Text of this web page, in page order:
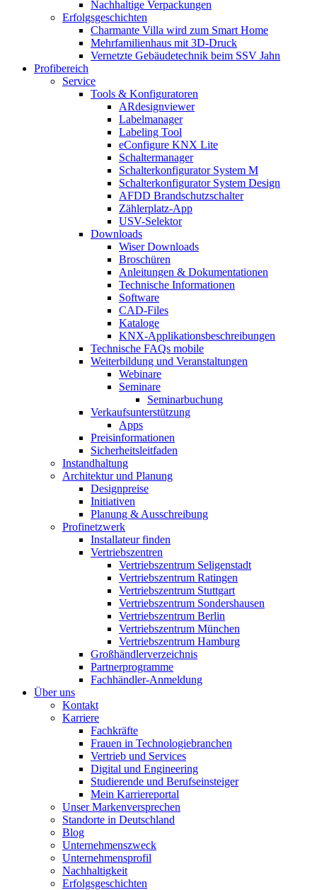
Nachhaltige Verpackungen
Erfolgsgeschichten
Charmante Villa wird zum Smart Home
Mehrfamilienhaus mit 3D-Druck
Vernetzte Gebäudetechnik beim SSV Jahn
Profibereich
Service
Tools & Konfiguratoren
ARdesignviewer
Labelmanager
Labeling Tool
eConfigure KNX Lite
Schaltermanager
Schalterkonfigurator System M
Schalterkonfigurator System Design
AFDD Brandschutzschalter
Zählerplatz-App
USV-Selektor
Downloads
Wiser Downloads
Broschüren
Anleitungen & Dokumentationen
Technische Informationen
Software
CAD-Files
Kataloge
KNX-Applikationsbeschreibungen
Technische FAQs mobile
Weiterbildung und Veranstaltungen
Webinare
Seminare
Seminarbuchung
Verkaufsunterstützung
Apps
Preisinformationen
Sicherheitsleitfaden
Instandhaltung
Architektur und Planung
Designpreise
Initiativen
Planung & Ausschreibung
Profinetzwerk
Installateur finden
Vertriebszentren
Vertriebszentrum Seligenstadt
Vertriebszentrum Ratingen
Vertriebszentrum Stuttgart
Vertriebszentrum Sondershausen
Vertriebszentrum Berlin
Vertriebszentrum München
Vertriebszentrum Hamburg
Großhändlerverzeichnis
Partnerprogramme
Fachhändler-Anmeldung
Über uns
Kontakt
Karriere
Fachkräfte
Frauen in Technologiebranchen
Vertrieb und Services
Digital und Engineering
Studierende und Berufseinsteiger
Mein Karriereportal
Unser Markenversprechen
Standorte in Deutschland
Blog
Unternehmenszweck
Unternehmensprofil
Nachhaltigkeit
Erfolgsgeschichten